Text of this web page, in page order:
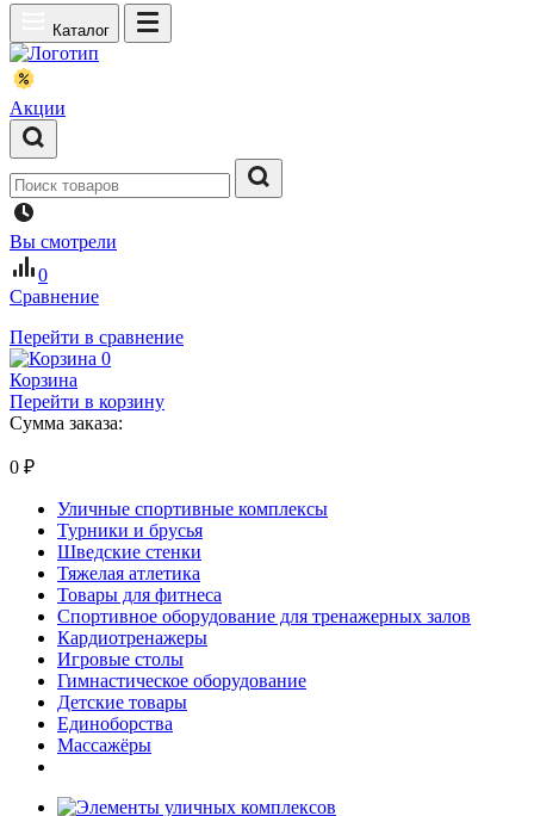
Каталог
Акции
Вы смотрели
0
Сравнение
Перейти в сравнение
0
Корзина
Перейти в корзину
Сумма заказа:
0 ₽
Уличные спортивные комплексы
Турники и брусья
Шведские стенки
Тяжелая атлетика
Товары для фитнеса
Спортивное оборудование для тренажерных залов
Кардиотренажеры
Игровые столы
Гимнастическое оборудование
Детские товары
Единоборства
Массажёры